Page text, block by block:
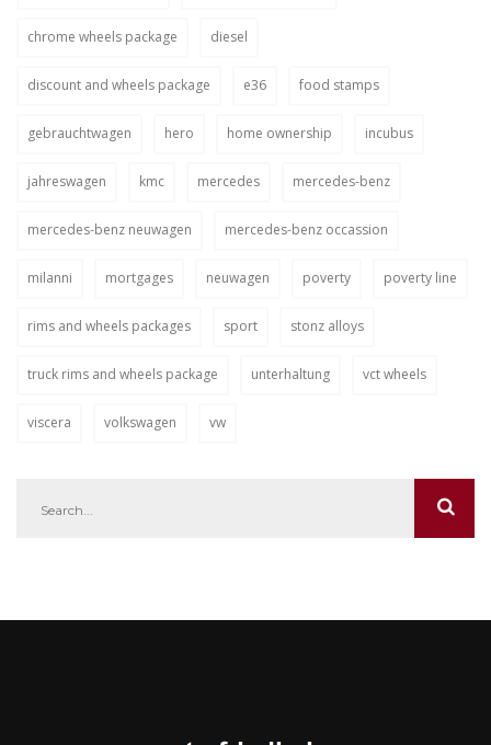
chrome wheels package diesel
discount and wheels package e36 food stamps
gebrauchtwagen hero home ownership incubus
jahreswagen kmc mercedes mercedes-benz
mercedes-benz neuwagen mercedes-benz occassion
milanni mortgages neuwagen poverty poverty line
rims and wheels packages sport stonz alloys
truck rims and wheels package unterhaltung vct wheels
viscera volkswagen vw